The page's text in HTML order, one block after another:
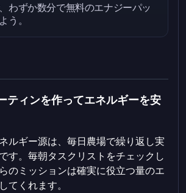
わずか数分で無料のエナジーパッ
う。
ティンを作ってエネルギーを安
ルギー源は、毎日農場で繰り返し実
す。毎朝タスクリストをチェックし
のミッションは確実に役立つ量のエ
てくれます。